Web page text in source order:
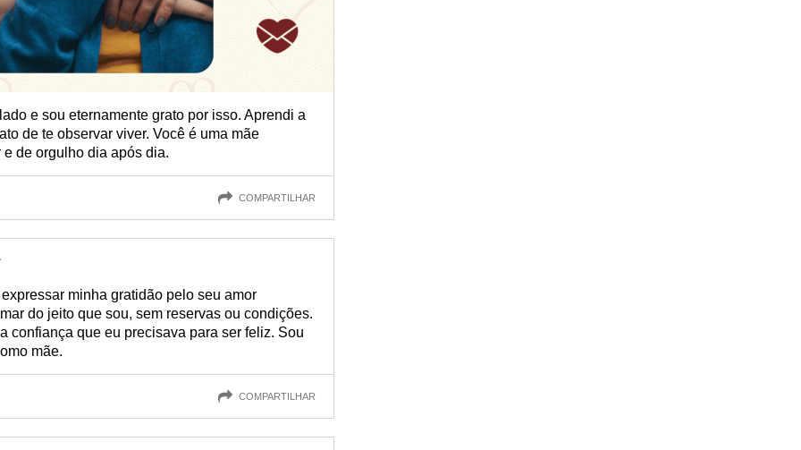
e sou eternamente grato por isso. Aprendi a
de te observar viver. Você é uma mãe
de orgulho dia após dia.
COMPARTILHAR
minha gratidão pelo seu amor
do jeito que sou, sem reservas ou condições.
confiança que eu precisava para ser feliz. Sou
mãe.
COMPARTILHAR